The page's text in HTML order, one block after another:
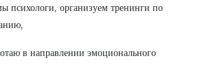
психологи, организуем тренинги по
в направлении эмоционального